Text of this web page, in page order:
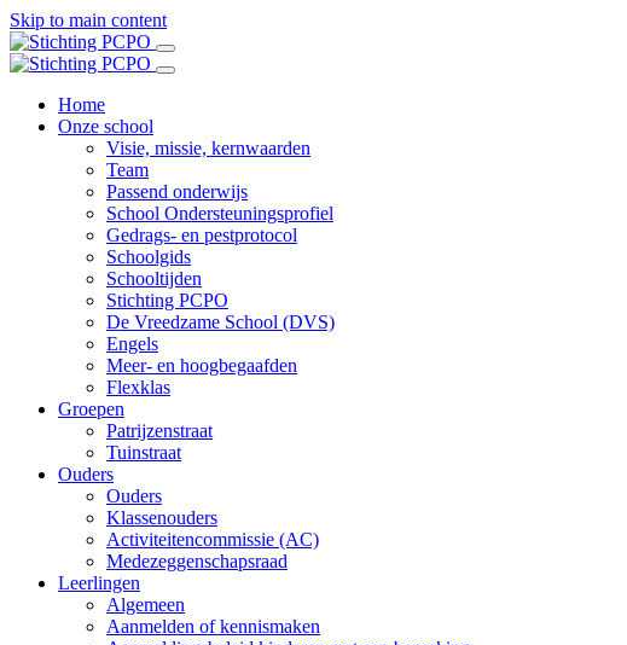
Skip to main content
Home
Onze school
Visie, missie, kernwaarden
Team
Passend onderwijs
School Ondersteuningsprofiel
Gedrags- en pestprotocol
Schoolgids
Schooltijden
Stichting PCPO
De Vreedzame School (DVS)
Engels
Meer- en hoogbegaafden
Flexklas
Groepen
Patrijzenstraat
Tuinstraat
Ouders
Ouders
Klassenouders
Activiteitencommissie (AC)
Medezeggenschapsraad
Leerlingen
Algemeen
Aanmelden of kennismaken